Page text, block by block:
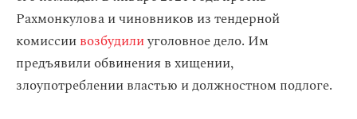
Рахмонкулова и чиновников из тендерной
комиссиивозбудилиуголовное дело. Им
предъявили обвинения в хищении,
злоупотреблении властью и должностном подлоге.